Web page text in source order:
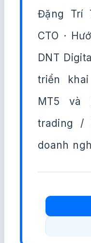
Đặng Trí
CTO ·
DNT
triển
MT5 và
trading /
doanh